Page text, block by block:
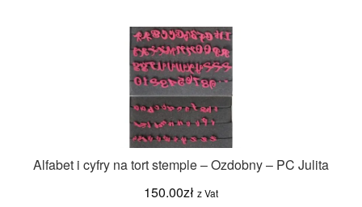
Alfabet i cyfry na tort stemple – Ozdobny – PC Julita
150.00zł z Vat